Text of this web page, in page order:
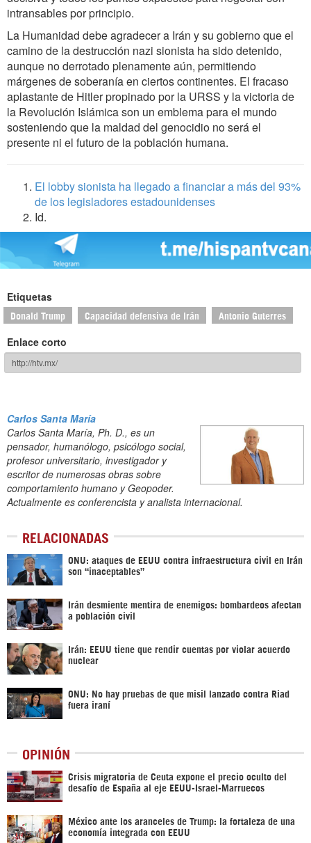
intransables por principio.
La Humanidad debe agradecer a Irán y su gobierno que el
camino de la destrucción nazi sionista ha sido detenido,
aunque no derrotado plenamente aún, permitiendo
márgenes de soberanía en ciertos continentes. El fracaso
aplastante de Hitler propinado por la URSS y la victoria de
la Revolución Islámica son un emblema para el mundo
sosteniendo que la maldad del genocidio no será el
presente ni el futuro de la población humana.
El lobby sionista ha llegado a financiar a más del 93%
de los legisladores estadounidenses
Id.
Etiquetas
Donald Trump Capacidad defensiva de Irán Antonio Guterres
Enlace corto
Carlos Santa María
Carlos Santa María, Ph. D., es un
pensador, humanólogo, psicólogo social,
profesor universitario, investigador y
escritor de numerosas obras sobre
comportamiento humano y Geopoder.
Actualmente es conferencista y analista internacional.
RELACIONADAS
ONU: ataques de EEUU contra infraestructura civil en Irán
son “inaceptables”
Irán desmiente mentira de enemigos: bombardeos afectan
a población civil
Irán: EEUU tiene que rendir cuentas por violar acuerdo
nuclear
ONU: No hay pruebas de que misil lanzado contra Riad
fuera iraní
OPINIÓN
Crisis migratoria de Ceuta expone el precio oculto del
desafío de España al eje EEUU-Israel-Marruecos
México ante los aranceles de Trump: la fortaleza de una
economía integrada con EEUU